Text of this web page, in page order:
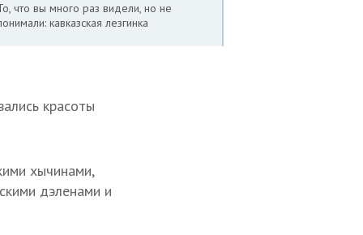
что вы много раз видели, но не
кавказская лезгинка
красоты
хычинами,
дэленами и